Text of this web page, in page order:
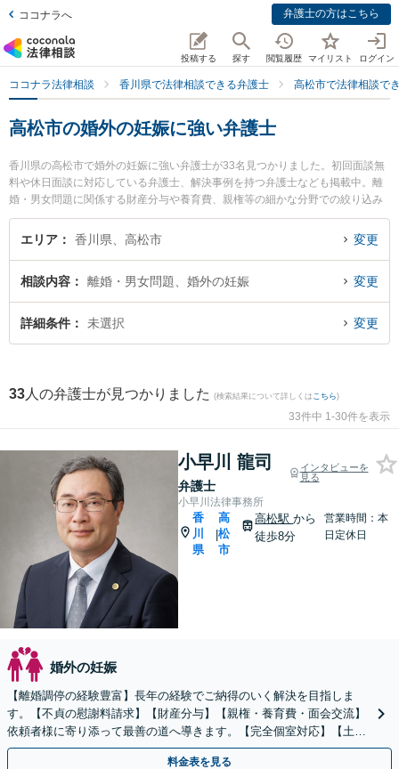
ココナラへ 弁護士の方はこちら
投稿する 探す 閲覧履歴 マイリスト ログイン
ココナラ法律相談 香川県で法律相談できる弁護士 高松市で法律相談で
高松市の婚外の妊娠に強い弁護士
香川県の高松市で婚外の妊娠に強い弁護士が33名見つかりました。初回面談無
料や休日面談に対応している弁護士、解決事例を持つ弁護士なども掲載中。離
婚・男女問題に関係する財産分与や養育費、親権等の細かな分野での絞り込み
検索もでき便利です。特に小早川法律事務所の小早川 龍司弁護士や小早川法律
事務所の小早川 達彦弁護士、弁護士法人山本・坪井綜合法律事務所 高松オフィ
護士に相談したい』『婚外の妊娠のトラブル解決の実績豊富な近くの弁護士を
検索したい』『初回相談無料で婚外の妊娠を法律相談できる高松市内の弁護士
に相談予約したい』などでお困りの相談者さんにおすすめです。
エリア 香川県、高松市 変更
相談内容 離婚・男女問題、婚外の妊娠 変更
詳細条件 未選択 変更
33 人の弁護士が見つかりました (検索結果について詳しくは こちら)
33件中 1-30件を表示
小早川 龍司
弁護士
インタビューを
見る
小早川法律事務所
香
川
県
|
高
松
市
高松駅から
徒歩8分
営業時間：本
日定休日
婚外の妊娠
【離婚調停の経験豊富】長年の経験でご納得のいく解決を目指しま
す。【不貞の慰謝料請求】【財産分与】【親権・養育費・面会交流】
依頼者様に寄り添って最善の道へ導きます。【完全個室対応】【土日
祝・夜間相談可】
料金表を見る